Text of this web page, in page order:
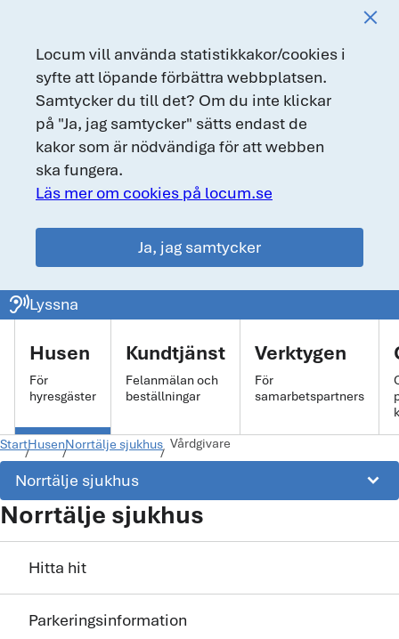
Locum vill använda statistikkakor/cookies i
syfte att löpande förbättra webbplatsen.
Samtycker du till det? Om du inte klickar
på "Ja, jag samtycker" sätts endast de
kakor som är nödvändiga för att webben
ska fungera.
Läs mer om cookies på locum.se
Ja, jag samtycker
locum.se
ear_soundLyssna
Husen
För
hyresgäster
Kundtjänst
Felanmälan och
beställningar
Verktygen
För
samarbetspartners
StartHusenNorrtälje sjukhus Vårdgivare
Norrtälje sjukhus keyboard_arrow_down
Norrtälje sjukhus
Hitta hit
Parkeringsinformation